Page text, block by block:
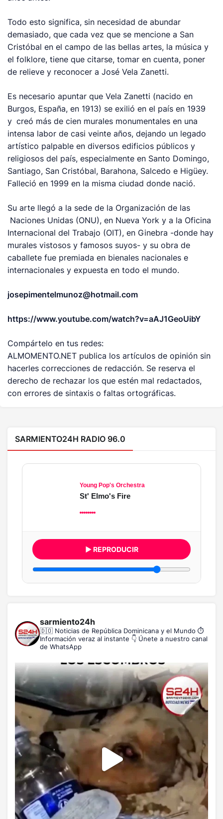
Todo esto significa, sin necesidad de abundar
demasiado, que cada vez que se mencione a San
Cristóbal en el campo de las bellas artes, la música y
el folklore, tiene que citarse, tomar en cuenta, poner
de relieve y reconocer a José Vela Zanetti.
Es necesario apuntar que Vela Zanetti (nacido en
Burgos, España, en 1913) se exilió en el país en 1939
y creó más de cien murales monumentales en una
intensa labor de casi veinte años, dejando un legado
artístico palpable en diversos edificios públicos y
religiosos del país, especialmente en Santo Domingo,
Santiago, San Cristóbal, Barahona, Salcedo e Higüey.
Falleció en 1999 en la misma ciudad donde nació.
Su arte llegó a la sede de la Organización de las
Naciones Unidas (ONU), en Nueva York y a la Oficina
Internacional del Trabajo (OIT), en Ginebra -donde hay
murales vistosos y famosos suyos- y su obra de
caballete fue premiada en bienales nacionales e
internacionales y expuesta en todo el mundo.
josepimentelmunoz@hotmail.com
https://www.youtube.com/watch?v=aAJ1GeoUibY
Compártelo en tus redes:
ALMOMENTO.NET publica los artículos de opinión sin
hacerles correcciones de redacción. Se reserva el
derecho de rechazar los que estén mal redactados,
con errores de sintaxis o faltas ortográficas.
SARMIENTO24H RADIO 96.0
Young Pop's Orchestra
St' Elmo's Fire
▶ REPRODUCIR
sarmiento24h
🇩🇴 Noticias de República Dominicana y el Mundo ⏱️
Información veraz al instante 👇 Únete a nuestro canal
de WhatsApp